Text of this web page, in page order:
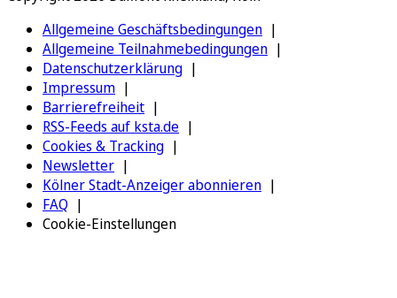
Allgemeine Geschäftsbedingungen
Allgemeine Teilnahmebedingungen
Datenschutzerklärung
Impressum
Barrierefreiheit
RSS-Feeds auf ksta.de
Cookies & Tracking
Newsletter
Kölner Stadt-Anzeiger abonnieren
FAQ
Cookie-Einstellungen